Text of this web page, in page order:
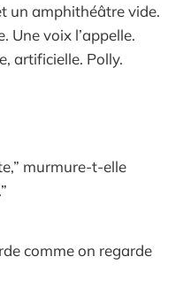
un amphithéâtre vide.
Une voix l’appelle.
artificielle. Polly.
murmure-t-elle
comme on regarde